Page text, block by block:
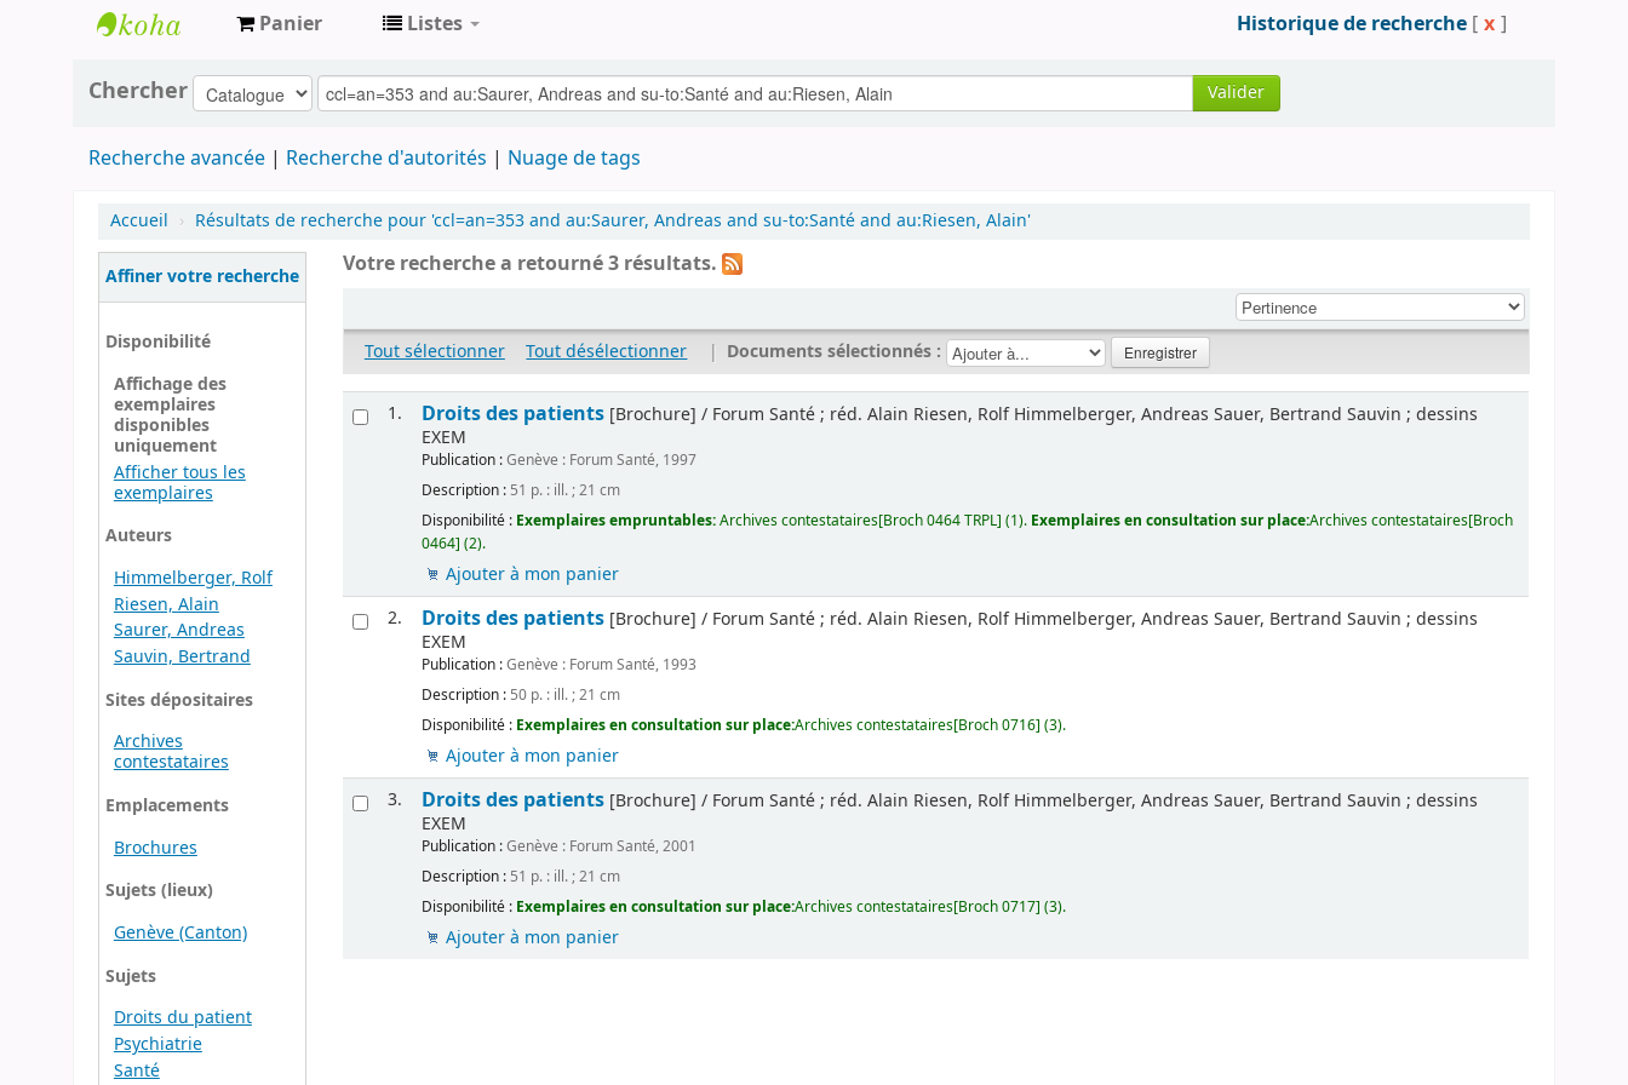
Archives
contestataires
Panier Listes Historique de recherche [ x ]
Chercher Valider
Recherche avancée Recherche d'autorités Nuage de tags
Accueil › Résultats de recherche pour 'ccl=an=353 and au:Saurer, Andreas and su-to:Santé and au:Riesen, Alain'
Affiner votre recherche
Disponibilité
Affichage des
exemplaires
disponibles
uniquement
Afficher tous les
exemplaires
Auteurs
Himmelberger, Rolf
Riesen, Alain
Saurer, Andreas
Sauvin, Bertrand
Sites dépositaires
Archives
contestataires
Emplacements
Brochures
Sujets (lieux)
Genève (Canton)
Sujets
Droits du patient
Psychiatrie
Santé
Votre recherche a retourné 3 résultats.
Tout sélectionner Tout désélectionner | Documents sélectionnés :
1. Droits des patients [Brochure] / Forum Santé ; réd. Alain Riesen, Rolf Himmelberger, Andreas Sauer, Bertrand Sauvin ; dessins
EXEM
Publication :Genève : Forum Santé, 1997
Description : 51 p. : ill. ; 21 cm
Disponibilité : Exemplaires empruntables:Archives contestataires[Broch 0464 TRPL] (1). Exemplaires en consultation sur place:Archives contestataires[Broch
0464] (2).
Ajouter à mon panier
2.
Droits des patients [Brochure] / Forum Santé ; réd. Alain Riesen, Rolf Himmelberger, Andreas Sauer, Bertrand Sauvin ; dessins
EXEM
Publication :Genève : Forum Santé, 1993
Description : 50 p. : ill. ; 21 cm
Disponibilité : Exemplaires en consultation sur place:Archives contestataires[Broch 0716] (3).
Ajouter à mon panier
3.
Droits des patients [Brochure] / Forum Santé ; réd. Alain Riesen, Rolf Himmelberger, Andreas Sauer, Bertrand Sauvin ; dessins
EXEM
Publication :Genève : Forum Santé, 2001
Description : 51 p. : ill. ; 21 cm
Disponibilité : Exemplaires en consultation sur place:Archives contestataires[Broch 0717] (3).
Ajouter à mon panier